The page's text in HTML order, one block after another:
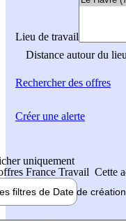
Lieu de travail
Distance autour du
Rechercherdes offres
uniquement
France Travail Cette
filtres de Date de création
Créer une alerte